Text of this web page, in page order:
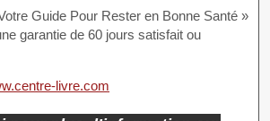
Guide Pour Rester en Bonne Santé »
garantie de 60 jours satisfait ou
livre.com